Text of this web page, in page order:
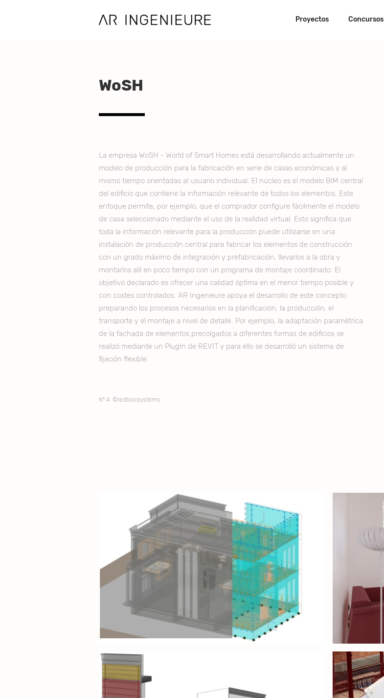
Proyectos Concursos
WoSH
La empresa WoSH - World of Smart Homes está desarrollando actualmente un
modelo de producción para la fabricación en serie de casas económicas y al
mismo tiempo orientadas al usuario individual. El núcleo es el modelo BIM central
del edificio que contiene la información relevante de todos los elementos. Este
enfoque permite, por ejemplo, que el comprador configure fácilmente el modelo
de casa seleccionado mediante el uso de la realidad virtual. Esto significa que
toda la información relevante para la producción puede utilizarse en una
instalación de producción central para fabricar los elementos de construcción
con un grado máximo de integración y prefabricación, llevarlos a la obra y
montarlos allí en poco tiempo con un programa de montaje coordinado. El
objetivo declarado es ofrecer una calidad óptima en el menor tiempo posible y
con costes controlados. AR Ingenieure apoya el desarrollo de este concepto
preparando los procesos necesarios en la planificación, la producción, el
transporte y el montaje a nivel de detalle. Por ejemplo, la adaptación paramétrica
de la fachada de elementos precolgados a diferentes formas de edificios se
realizó mediante un PlugIn de REVIT y para ello se desarrolló un sistema de
fijación flexible.
Nº 4: ©redblocsystems